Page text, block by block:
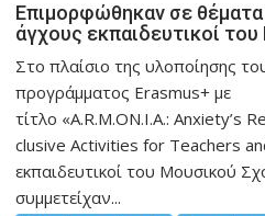
Eπιμορφώθηκαν σε θέματα
άγχους εκπαιδευτικοί
Στο πλαίσιο της υλοποίησης
προγράμματος Erasmus+ με
τίτλο «A.R.M.ON.I.A.: Anxiety’s
clusive Activities for Teachers
εκπαιδευτικοί του Μουσικού
συμμετείχαν...